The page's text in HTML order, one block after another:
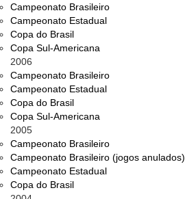
Campeonato Brasileiro
Campeonato Estadual
Copa do Brasil
Copa Sul-Americana
2006
Campeonato Brasileiro
Campeonato Estadual
Copa do Brasil
Copa Sul-Americana
2005
Campeonato Brasileiro
Campeonato Brasileiro (jogos anulados)
Campeonato Estadual
Copa do Brasil